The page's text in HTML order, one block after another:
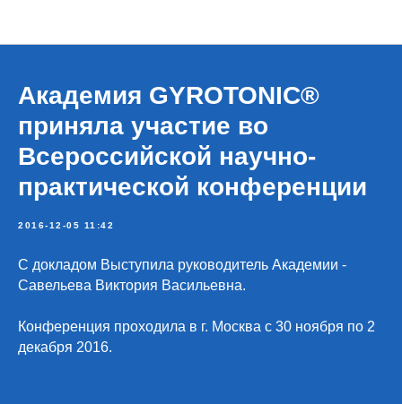
Академия GYROTONIC®
приняла участие во
Всероссийской научно-
практической конференции
2016-12-05 11:42
С докладом Выступила руководитель Академии -
Савельева Виктория Васильевна.
Конференция проходила в г. Москва с 30 ноября по 2
декабря 2016.